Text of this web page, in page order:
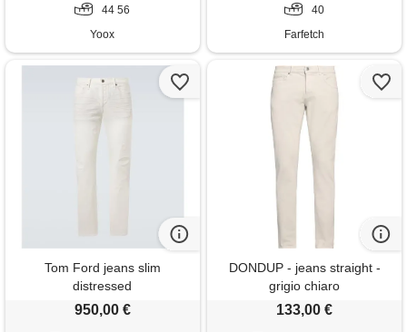
44 56
Yoox
40
Farfetch
Tom Ford jeans slim
distressed
950,00 €
DONDUP - jeans straight -
grigio chiaro
133,00 €